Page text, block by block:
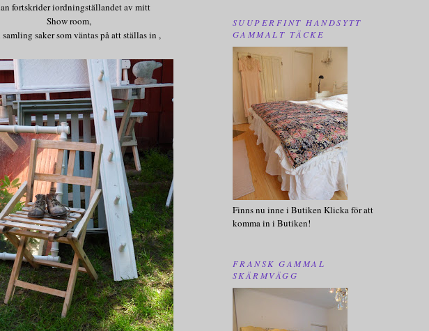
fortskrider iordningställandet av mitt
Show room,
samling saker som väntas på att ställas in ,
SUUPERFINT HANDSYTT
GAMMALT TÄCKE
Finns nu inne i Butiken Klicka för att
komma in i Butiken!
FRANSK GAMMAL
SKÄRMVÄGG